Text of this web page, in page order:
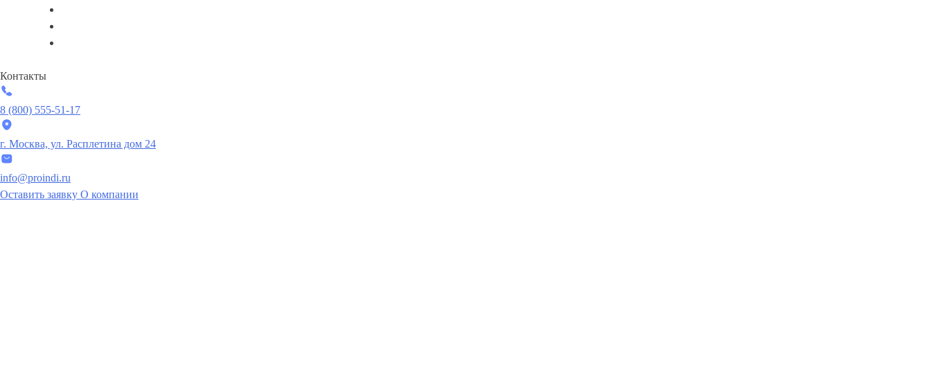
Контакты
8 (800) 555-51-17
г. Москва, ул. Расплетина дом 24
info@proindi.ru
Оставить заявку О компании